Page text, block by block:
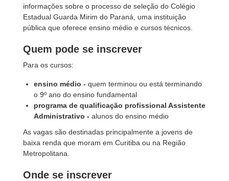
informações sobre o processo de seleção do Colégio
Estadual Guarda Mirim do Paraná, uma instituição
pública que oferece ensino médio e cursos técnicos.
Quem pode se inscrever
Para os cursos:
ensino médio - quem terminou ou está terminando
o 9º ano do ensino fundamental
programa de qualificação profissional Assistente
Administrativo - alunos do ensino médio
As vagas são destinadas principalmente a jovens de
baixa renda que moram em Curitiba ou na Região
Metropolitana.
Onde se inscrever